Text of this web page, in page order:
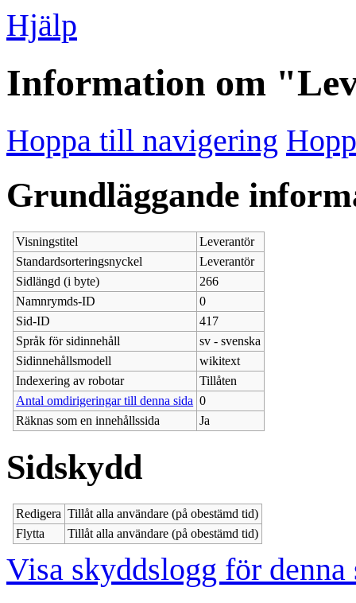
Hjälp
Information om
Hoppa till navigering
Grundläggande
Visningstitel
Leverantör
Standardsorteringsnyckel
Leverantör
Sidlängd (i byte)
266
Namnrymds-ID
0
Sid-ID
417
Språk för sidinnehåll
sv - svenska
Sidinnehållsmodell
wikitext
Indexering av robotar
Tillåten
Antal omdirigeringar till denna sida 0
Räknas som en innehållssida
Ja
Sidskydd
Redigera Tillåt alla användare (på obestämd tid)
Flytta
Tillåt alla användare (på obestämd tid)
Visa skyddslogg för denna